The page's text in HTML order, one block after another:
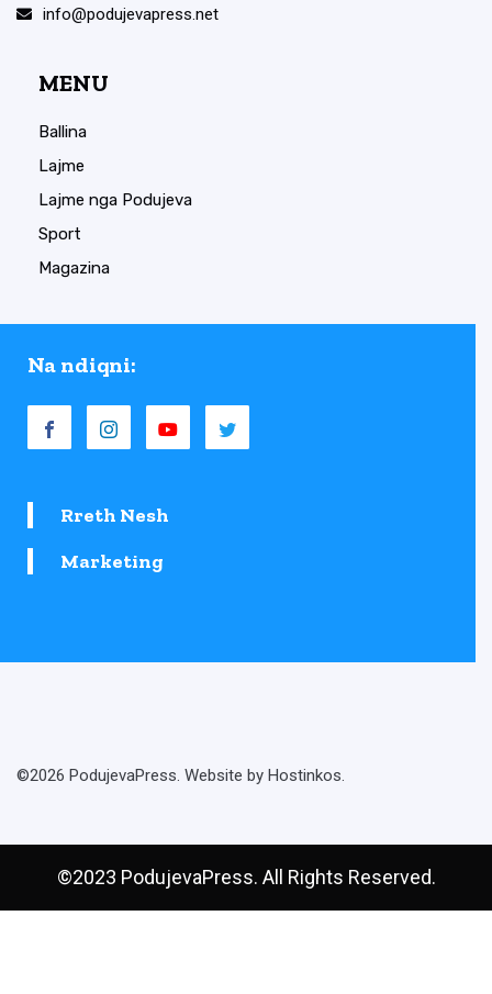
info@podujevapress.net
MENU
Ballina
Lajme
Lajme nga Podujeva
Sport
Magazina
Na ndiqni:
Rreth Nesh
Marketing
©2026 PodujevaPress. Website by Hostinkos.
©2023 PodujevaPress. All Rights Reserved.